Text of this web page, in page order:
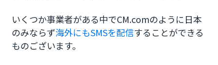
いくつか事業者がある中でCM.comのように日本
のみならず海外にもSMSを配信することができる
ものございます。